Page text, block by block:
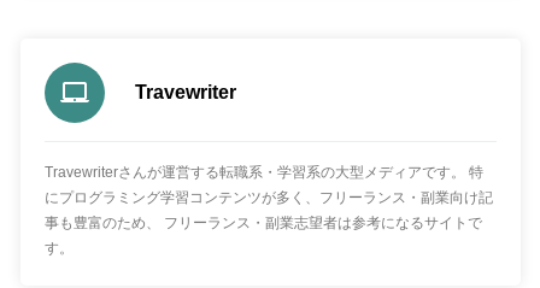
Travewriter
Travewriterさんが運営する転職系・学習系の大型メディアです。 特
にプログラミング学習コンテンツが多く、フリーランス・副業向け記
事も豊富のため、 フリーランス・副業志望者は参考になるサイトで
す。